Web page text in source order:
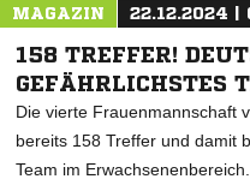
MAGAZIN 22.12.2024 |
158 TREFFER!
GEFÄHRLICHSTES
Die vierte Frauenmannschaft
bereits 158 Treffer und damit
Team im Erwachsenenbereich.